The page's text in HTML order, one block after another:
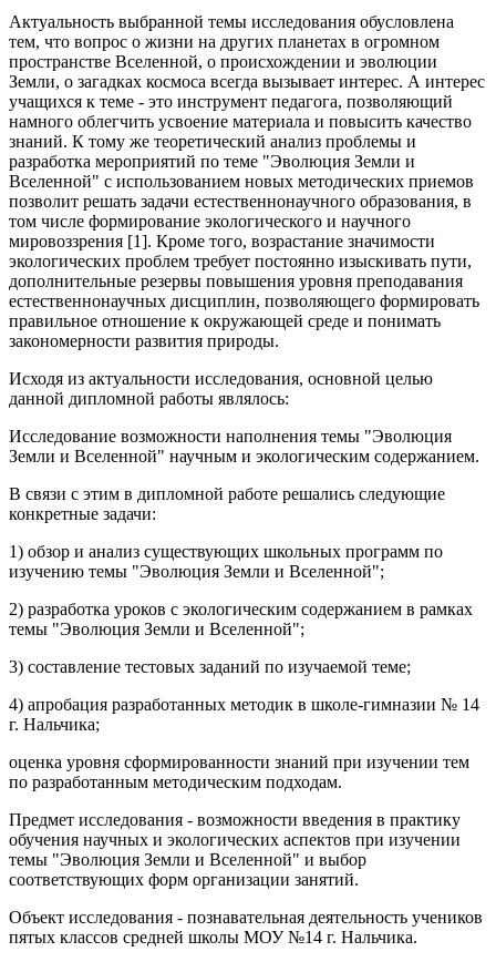
Актуальность выбранной темы исследования обусловлена
тем, что вопрос о жизни на других планетах в огромном
пространстве Вселенной, о происхождении и эволюции
Земли, о загадках космоса всегда вызывает интерес. А интерес
учащихся к теме - это инструмент педагога, позволяющий
намного облегчить усвоение материала и повысить качество
знаний. К тому же теоретический анализ проблемы и
разработка мероприятий по теме "Эволюция Земли и
Вселенной" с использованием новых методических приемов
позволит решать задачи естественнонаучного образования, в
том числе формирование экологического и научного
мировоззрения [1]. Кроме того, возрастание значимости
экологических проблем требует постоянно изыскивать пути,
дополнительные резервы повышения уровня преподавания
естественнонаучных дисциплин, позволяющего формировать
правильное отношение к окружающей среде и понимать
закономерности развития природы.
Исходя из актуальности исследования, основной целью
данной дипломной работы являлось:
Исследование возможности наполнения темы "Эволюция
Земли и Вселенной" научным и экологическим содержанием.
В связи с этим в дипломной работе решались следующие
конкретные задачи:
1) обзор и анализ существующих школьных программ по
изучению темы "Эволюция Земли и Вселенной";
2) разработка уроков с экологическим содержанием в рамках
темы "Эволюция Земли и Вселенной";
3) составление тестовых заданий по изучаемой теме;
4) апробация разработанных методик в школе-гимназии № 14
г. Нальчика;
оценка уровня сформированности знаний при изучении тем
по разработанным методическим подходам.
Предмет исследования - возможности введения в практику
обучения научных и экологических аспектов при изучении
темы "Эволюция Земли и Вселенной" и выбор
соответствующих форм организации занятий.
Объект исследования - познавательная деятельность учеников
пятых классов средней школы МОУ №14 г. Нальчика.